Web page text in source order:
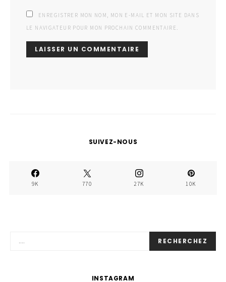
ENREGISTRER MON NOM, MON E-MAIL ET MON SITE DANS
LE NAVIGATEUR POUR MON PROCHAIN COMMENTAIRE.
SUIVEZ-NOUS
9K 770 27K 10K
RECHERCHEZ
INSTAGRAM